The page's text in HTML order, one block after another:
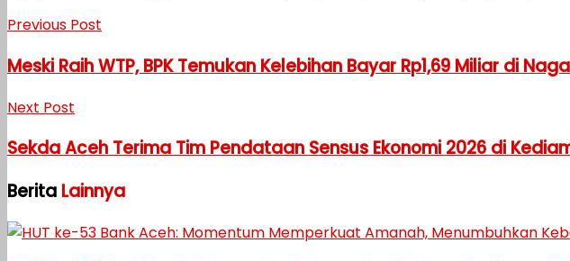
Previous Post
Meski Raih WTP, BPK Temukan Kelebihan Bayar Rp1,69 Miliar di
Next Post
Sekda Aceh Terima Tim Pendataan Sensus Ekonomi 2026 di
Berita Lainnya